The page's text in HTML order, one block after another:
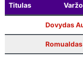
Titulas
Dovydas